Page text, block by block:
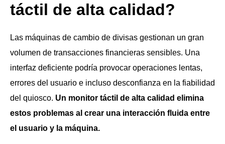
táctil de alta calidad?
Las máquinas de cambio de divisas gestionan un gran
volumen de transacciones financieras sensibles. Una
interfaz deficiente podría provocar operaciones lentas,
errores del usuario e incluso desconfianza en la fiabilidad
del quiosco. Un monitor táctil de alta calidad elimina
estos problemas al crear una interacción fluida entre
el usuario y la máquina.